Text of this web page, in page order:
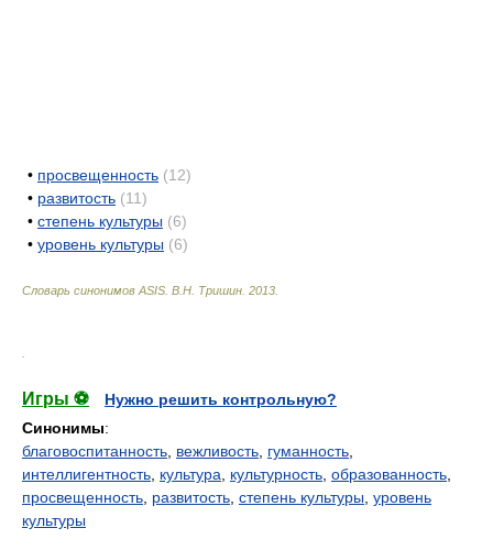
• просвещенность (12)
• развитость (11)
• степень культуры (6)
• уровень культуры (6)
Словарь синонимов ASIS. В.Н. Тришин 2013
Игры ⚽
Нужно решить контрольную?
Синонимы:
благовоспитанность вежливость гуманность
интеллигентность культура культурность образованность
просвещенность развитость степень культуры уровень
культуры